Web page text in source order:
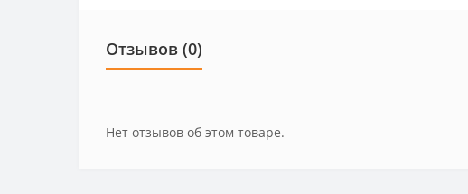
Отзывов (0)
Нет отзывов об этом товаре.